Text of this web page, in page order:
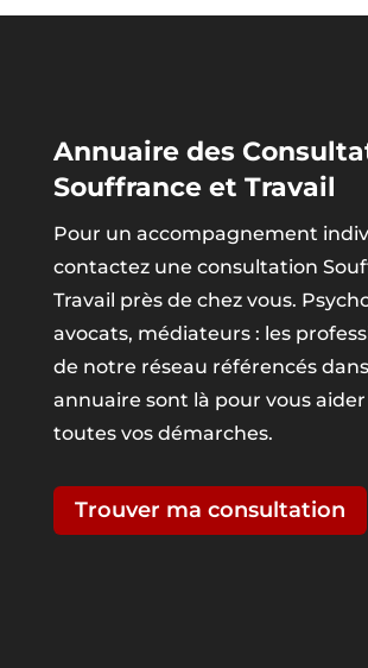
Annuaire des
Souffrance et Travail
Pour un accompagnement
contactez une consultation
Travail près de chez vous.
avocats, médiateurs : les
de notre réseau référencés
annuaire sont là pour vous
toutes vos démarches.
Trouver ma consultation